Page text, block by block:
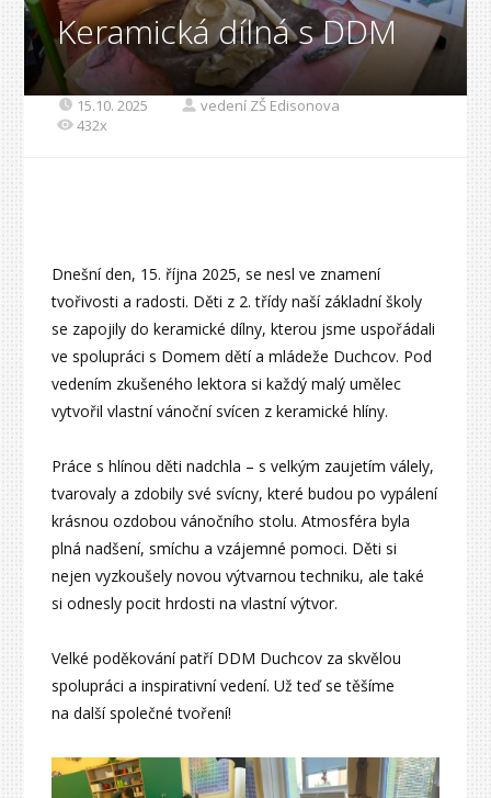
Keramická dílná s DDM
15.10. 2025
vedení ZŠ Edisonova
432x
Dnešní den, 15. října 2025, se nesl ve znamení
tvořivosti a radosti. Děti z 2. třídy naší základní školy
se zapojily do keramické dílny, kterou jsme uspořádali
ve spolupráci s Domem dětí a mládeže Duchcov. Pod
vedením zkušeného lektora si každý malý umělec
vytvořil vlastní vánoční svícen z keramické hlíny.
Práce s hlínou děti nadchla – s velkým zaujetím válely,
tvarovaly a zdobily své svícny, které budou po vypálení
krásnou ozdobou vánočního stolu. Atmosféra byla
plná nadšení, smíchu a vzájemné pomoci. Děti si
nejen vyzkoušely novou výtvarnou techniku, ale také
si odnesly pocit hrdosti na vlastní výtvor.
Velké poděkování patří DDM Duchcov za skvělou
spolupráci a inspirativní vedení. Už teď se těšíme
na další společné tvoření!